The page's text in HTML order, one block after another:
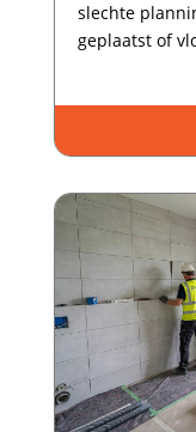
slechte
geplaatst of